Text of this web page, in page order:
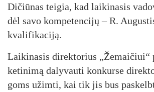
Di­čiū­nas tei­gia, kad lai­ki­na­sis
dėl sa­vo kom­pe­ten­ci­jų – R.
kva­li­fi­ka­ci­ją.
Lai­ki­na­sis di­rek­to­rius „Že­mai­čiui“
ke­ti­ni­mą da­ly­vau­ti kon­kur­se
goms užim­ti, kai tik jis bus